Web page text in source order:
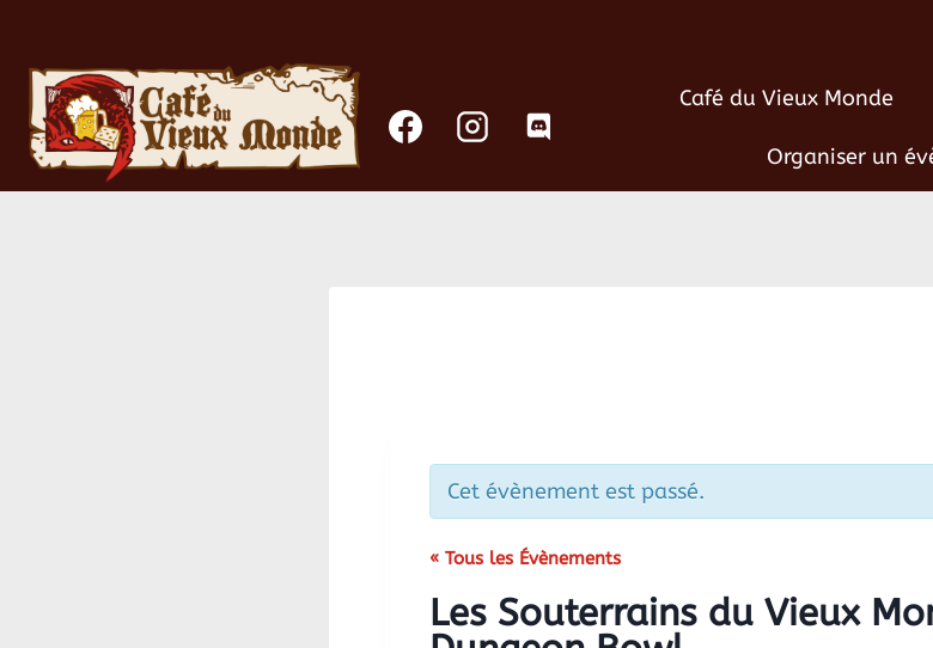
contenu
Café du Vieux Monde
Organiser un
Cet évènement est passé.
« Tous les Évènements
Les Souterrains du Vieux